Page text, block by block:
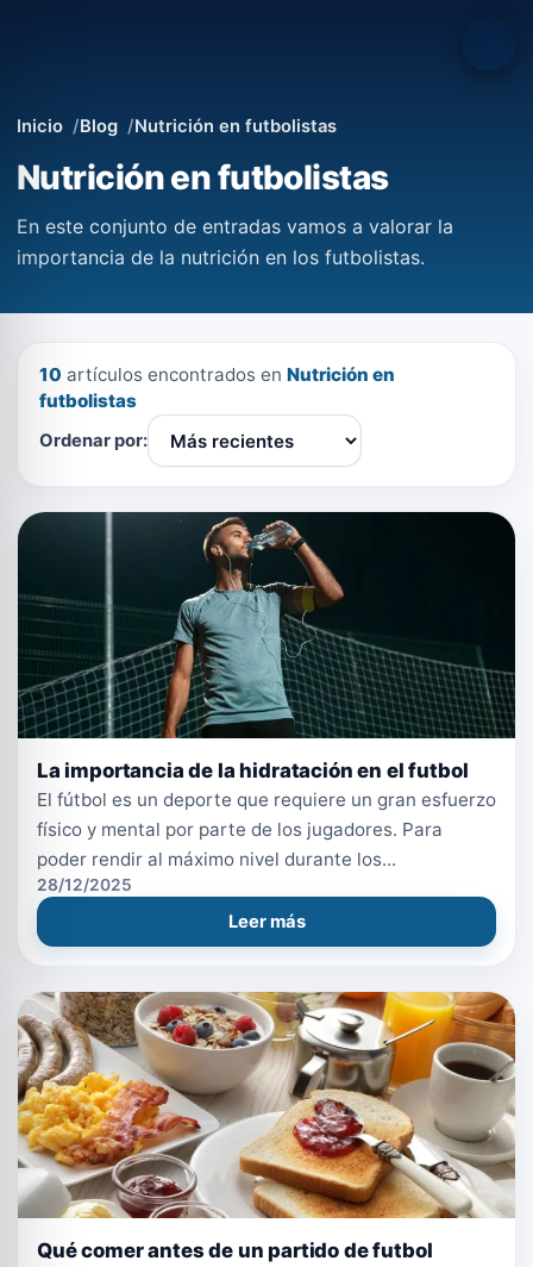
Inicio Blog Nutrición en futbolistas
Nutrición en futbolistas
En este conjunto de entradas vamos a valorar la
importancia de la nutrición en los futbolistas.
10 artículos encontrados en Nutrición en
futbolistas
Ordenar por:
La importancia de la hidratación en el futbol
El fútbol es un deporte que requiere un gran esfuerzo
físico y mental por parte de los jugadores. Para
poder rendir al máximo nivel durante los...
28/12/2025
Leer más
Qué comer antes de un partido de futbol